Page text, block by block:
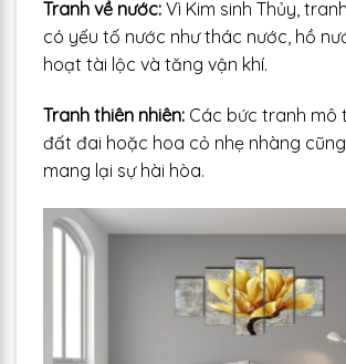
Tranh về nước: Vì Kim sinh Thủy,
có yếu tố nước như thác nước, hồ
hoạt tài lộc và tăng vận khí.
Tranh thiên nhiên: Các bức tranh mô
đất đai hoặc hoa cỏ nhẹ nhàng
mang lại sự hài hòa.